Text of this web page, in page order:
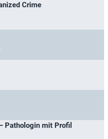
Crime
Pathologin mit Profil